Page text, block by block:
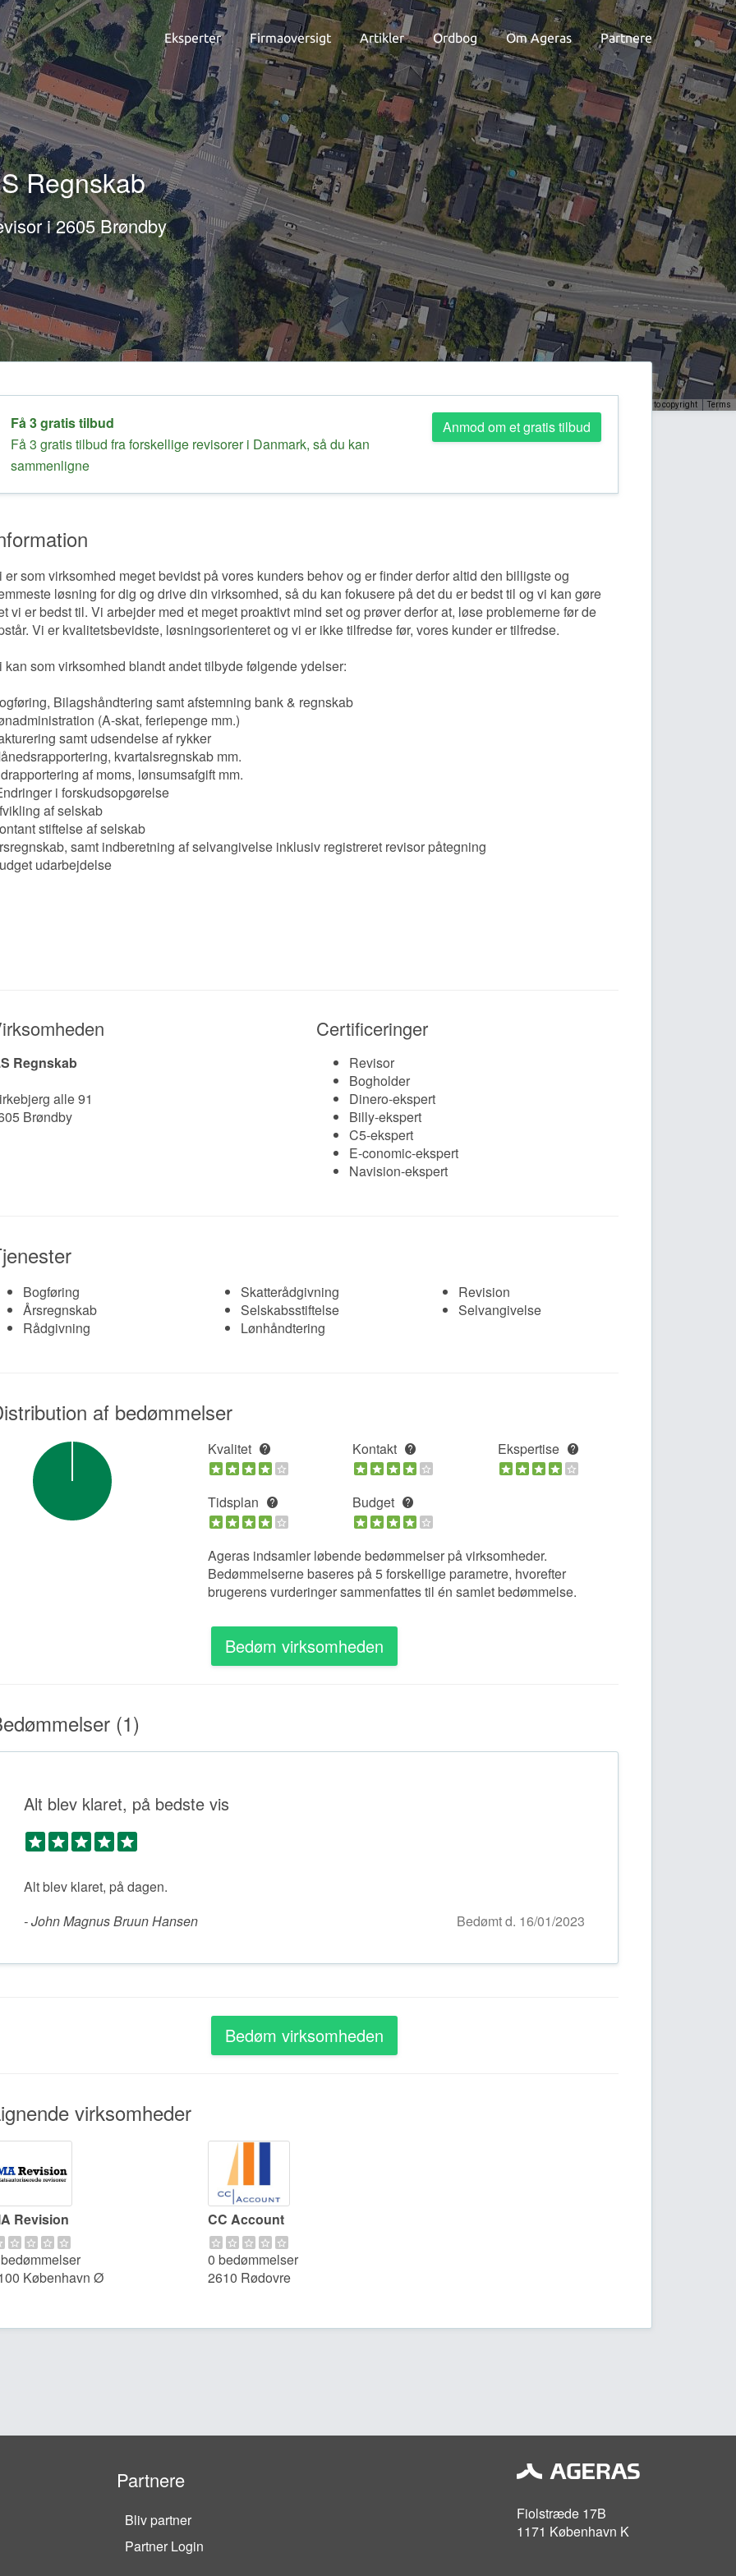
Image may be subject to copyright Terms
Regnskab
i 2605 Brøndby
Eksperter Firmaoversigt Artikler Ordbog Om Ageras Partnere
Anmod om et gratis tilbud
Få 3 gratis tilbud
Få 3 gratis tilbud fra forskellige revisorer i Danmark, så du kan
sammenligne
er som virksomhed meget bevidst på vores kunders behov og er finder derfor altid den billigste og
løsning for dig og drive din virksomhed, så du kan fokusere på det du er bedst til og vi kan gøre
vi er bedst til. Vi arbejder med et meget proaktivt mind set og prøver derfor at, løse problemerne før de
Vi er kvalitetsbevidste, løsningsorienteret og vi er ikke tilfredse før, vores kunder er tilfredse.
kan som virksomhed blandt andet tilbyde følgende ydelser:
Bilagshåndtering samt afstemning bank & regnskab
(A-skat, feriepenge mm.)
samt udsendelse af rykker
kvartalsregnskab mm.
af moms, lønsumsafgift mm.
i forskudsopgørelse
af selskab
stiftelse af selskab
samt indberetning af selvangivelse inklusiv registreret revisor påtegning
udarbejdelse
Regnskab
alle 91
Brøndby
Certificeringer
Revisor
Bogholder
Dinero-ekspert
Billy-ekspert
C5-ekspert
E-conomic-ekspert
Navision-ekspert
Bogføring
Årsregnskab
Rådgivning
Skatterådgivning
Selskabsstiftelse
Lønhåndtering
Revision
Selvangivelse
af bedømmelser
Kvalitet Kontakt Ekspertise
Tidsplan Budget
Ageras indsamler løbende bedømmelser på virksomheder.
Bedømmelserne baseres på 5 forskellige parametre, hvorefter
brugerens vurderinger sammenfattes til én samlet bedømmelse.
Bedøm virksomheden
(1)
Alt blev klaret, på bedste vis
Alt blev klaret, på dagen.
- John Magnus Bruun Hansen
Bedømt d. 16/01/2023
Bedøm virksomheden
virksomheder
Revision
København Ø
CC Account
0 bedømmelser
2610 Rødovre
Partnere
Bliv partner
Partner Login
Fiolstræde 17B
1171 København K